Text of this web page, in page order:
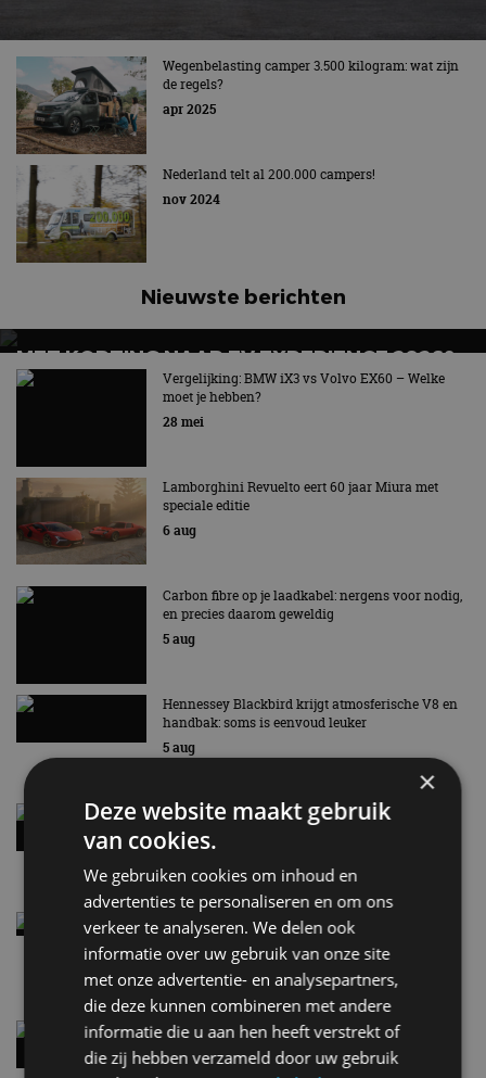
Wegenbelasting camper 3.500 kilogram: wat zijn
de regels?
apr 2025
Nederland telt al 200.000 campers!
nov 2024
Nieuwste berichten
MET KORTING NAAR EV EXPERIENCE 2026?
AUTORAI REGELT HET!
EV Experience 2026 van 24 tot 26 september
Vergelijking: BMW iX3 vs Volvo EX60 – Welke
moet je hebben?
28 mei
Lamborghini Revuelto eert 60 jaar Miura met
speciale editie
6 aug
Carbon fibre op je laadkabel: nergens voor nodig,
en precies daarom geweldig
5 aug
Hennessey Blackbird krijgt atmosferische V8 en
handbak: soms is eenvoud leuker
5 aug
Audi A2 e-Tron mikt op verbruik van 12,8 kWh
per 100 kilometer
Elektrische Geely E2 (tijdelijk) net zo goedkoop
als een Renault Twingo
4 aug
Vernieuwde Hyundai Ioniq 6 rijdt tot 680
kilometer en wordt goedkoper
×
Deze website maakt gebruik
van cookies.
We gebruiken cookies om inhoud en
advertenties te personaliseren en om ons
verkeer te analyseren. We delen ook
informatie over uw gebruik van onze site
met onze advertentie- en analysepartners,
die deze kunnen combineren met andere
informatie die u aan hen heeft verstrekt of
die zij hebben verzameld door uw gebruik